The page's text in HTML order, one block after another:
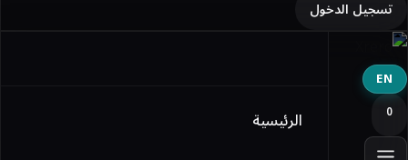
تسجيل الدخول
EN
0
الرئيسية